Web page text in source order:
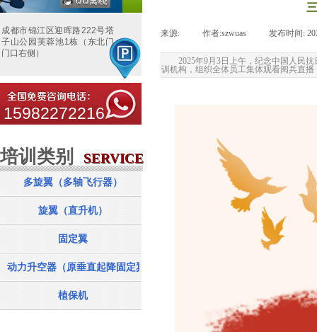
来源: 作者:szwuas 发布时间:
2025年9月3日上午，纪念中国人民
训机构，组织全体员工集体观看阅兵直
成都市锦江区迎晖路222号塔
子山公园芙蓉池1栋（东北门
门口右侧）
15982272216
培训类别 SERVICE
服务项目 SERVICE
多旋翼（多轴飞行器）
旋翼（直升机）
固定翼
动力升空器（原垂直起降固定翼飞机）
植保机